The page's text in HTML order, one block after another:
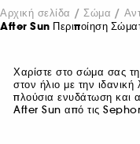
Αρχική σελίδα Σώμα
After Sun Περιποίηση
Χαρίστε στο σώμα σας
στον ήλιο με την
πλούσια ενυδάτωση και
After Sun από τις